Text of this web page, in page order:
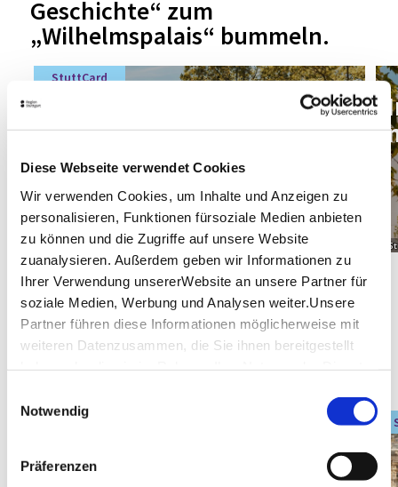
Diese Webseite verwendet Cookies
Wir verwenden Cookies, um Inhalte und Anzeigen zu
personalisieren, Funktionen fürsoziale Medien anbieten
zu können und die Zugriffe auf unsere Website
zuanalysieren. Außerdem geben wir Informationen zu
Ihrer Verwendung unsererWebsite an unsere Partner für
soziale Medien, Werbung und Analysen weiter.Unsere
Partner führen diese Informationen möglicherweise mit
weiteren Datenzusammen, die Sie ihnen bereitgestellt
Impressum
Notwendig
Präferenzen
Geschichte“ zum
„Wilhelmspalais“ bummeln.
© Sarah Schmid
„Haus der Ge­schich­te“.
StuttCard
©
Noch mehr Kultur in der Nähe
entdecken.
Barrierefreiheit